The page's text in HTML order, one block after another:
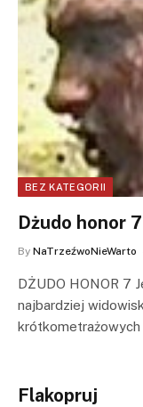
BEZ KATEGORII
Dżudo honor 7
By NaTrzeźwoNieWarto
DŻUDO HONOR 7
najbardziej
krótkometrażowych
Flakopruj